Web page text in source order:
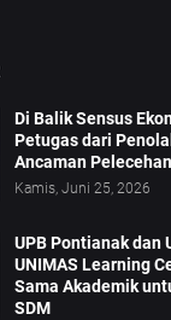
Di Balik Sensus
Petugas dari
Ancaman Pelecehan
Kamis, Juni 25, 2026
UPB Pontianak dan
UNIMAS Learning
Sama Akademik
SDM